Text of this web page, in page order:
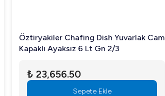
Öztiryakiler Chafing Dish Yuvarlak Cam
Kapaklı Ayaksız 6 Lt Gn 2/3
₺ 23,656.50
Sepete Ekle